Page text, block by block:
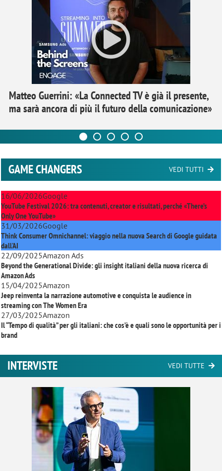
Matteo Guerrini: «La Connected TV è già il presente,
ma sarà ancora di più il futuro della comunicazione»
GAME CHANGERS VEDI TUTTI
16/06/2026Google
YouTube Festival 2026: tra contenuti, creator e risultati, perché «There’s
Only One YouTube»
31/03/2026Google
Think Consumer Omnichannel: viaggio nella nuova Search di Google guidata
dall'AI
22/09/2025Amazon Ads
Beyond the Generational Divide: gli insight italiani della nuova ricerca di
Amazon Ads
15/04/2025Amazon
Jeep reinventa la narrazione automotive e conquista le audience in
streaming conThe Women Era
27/03/2025Amazon
Il “Tempo di qualità” per gli italiani: che cos’è e quali sono le opportunità per i
brand
INTERVISTE VEDI TUTTE